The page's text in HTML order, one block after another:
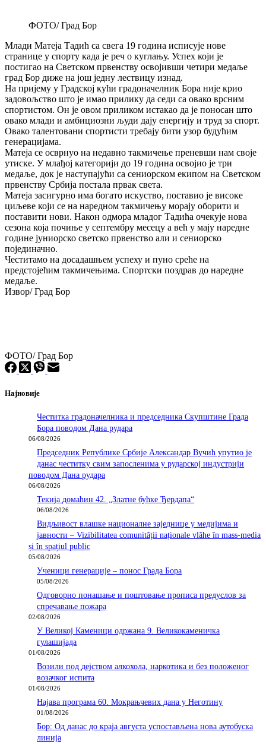
ФОТО/ Град Бор
Млади Матеја Тадић са свега 19 година исписује нове
странице у спорту када је реч о куглању. Успех који је
постигао на Светском првенству освојивши четири медаље
град Бор диже на још једну лествицу изнад.
На пријему у Градској кући градоначелник Бора није крио
задовољство што је имао прилику да седи са овако врсним
спортистом. Он је овом приликом истакао да је поносан што
овако млади и амбициозни људи дају енергију и труд за спорт.
Овако талентовани спортисти требају бити узор будућим
генерацијама.
Матеја се осврнуо на недавно такмичење преневши нам своје
утиске. У млађој категорији до 19 година освојио је три
медаље, док је наступајући са сениорском екипом на Светском
првенству Србија постала првак света.
Матеја засигурно има богато искуство, поставио је високе
циљеве који се на наредном такмичењу морају оборити и
поставити нови. Након одмора младог Тадића очекује нова
сезона која почиње у септембру месецу а већ у мају наредне
године јуниорско светско првенство али и сениорско
појединачно.
Честитамо на досадашњем успеху и пуно среће на
предстојећим такмичењима. Спортски поздрав до наредне
медаље.
Извор/ Град Бор
ФОТО/ Град Бор
Најновије
Честитка градоначелника и председника Скупштине Града
Бора поводом Дана рудара
06/08/2026
Председник Републике Србије Александар Вучић упутио је
данас честитку свим запосленима у рударској индустрији
поводом Дана рудара
06/08/2026
Текија домаћин 42. „Златне бућке Ђердапа“
06/08/2026
Видљивост влашке националне заједнице у медијима и
јавности – Vizibilitatea comunității naționale vlăhe în mass-media
și în spațiul public
05/08/2026
Ученици генерације – понос Града Бора
05/08/2026
Одговорно понашање и поштовање прописа предуслов за
спречавање пожара
02/08/2026
У Великој Каменици одржана 9. Великокаменичка
гулашијада
01/08/2026
Возили под дејством алкохола, наркотика и без положеног
возачког испита
01/08/2026
Најава програма 60. Мокрањчевих дана у Неготину
01/08/2026
Бор: Од данас до краја августа успостављена нова аутобуска
линија